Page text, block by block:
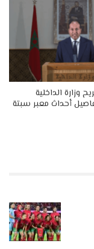
وزارة الداخلية
أحداث معبر سبتة